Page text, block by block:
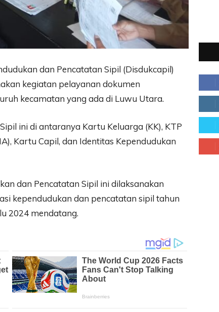
dan Pencatatan Sipil (Disdukcapil)
kegiatan pelayanan dokumen
kecamatan yang ada di Luwu Utara.
ini di antaranya Kartu Keluarga (KK), KTP
Kartu Capil, dan Identitas Kependudukan
dan Pencatatan Sipil ini dilaksanakan
kependudukan dan pencatatan sipil tahun
2024 mendatang.